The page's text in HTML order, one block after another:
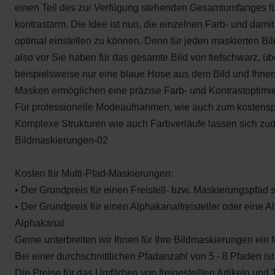
einen Teil des zur Verfügung stehenden
kontrastarm. Die Idee ist nun, die einzelnen Farb- und
optimal einstellen zu können. Denn für jeden maskierten
also vor Sie haben für das gesamte Bild von tiefschwarz,
beispielsweise nur eine blaue Hose aus dem Bild und
Masken ermöglichen eine präzise Farb- und
Für professionelle Modeaufnahmen, wie auch zum
Komplexe Strukturen wie auch Farbverläufe lassen sich
Bildmaskierungen-02
Kosten für Multi-Pfad-Maskierungen:
• Der Grundpreis für einen Freistell- bzw.
• Der Grundpreis für einen Alphakanalfreisteller oder eine
Alphakanal
Gerne unterbreiten wir Ihnen für Ihre Bildmaskierungen ein
Bei einer durchschnittlichen Pfadanzahl von 5 - 8 Pfaden
Die Preise für das Umfärben von freigestellten Artikeln